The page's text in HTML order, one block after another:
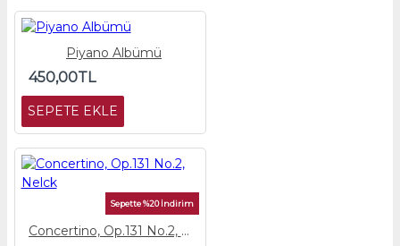
Piyano Albümü
450,00TL
SEPETE EKLE
Sepette %20 İndirim
Concertino, Op.131 No.2, Nelck